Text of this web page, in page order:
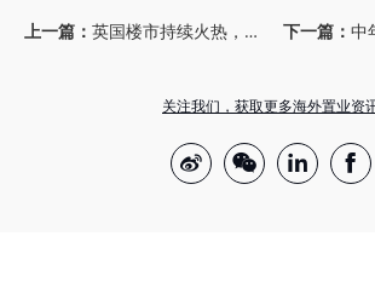
上一篇： 英国楼市持续火热，全英房价年增长率高达11% 下一篇：
关注我们，获取更多海外置业资